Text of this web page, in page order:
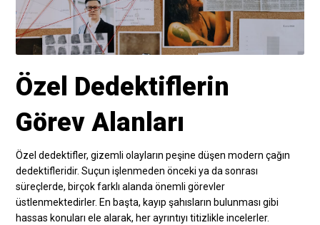
Özel Dedektiflerin
Görev Alanları
Özel dedektifler, gizemli olayların peşine düşen modern çağın
dedektifleridir. Suçun işlenmeden önceki ya da sonrası
süreçlerde, birçok farklı alanda önemli görevler
üstlenmektedirler. En başta, kayıp şahısların bulunması gibi
hassas konuları ele alarak, her ayrıntıyı titizlikle incelerler.